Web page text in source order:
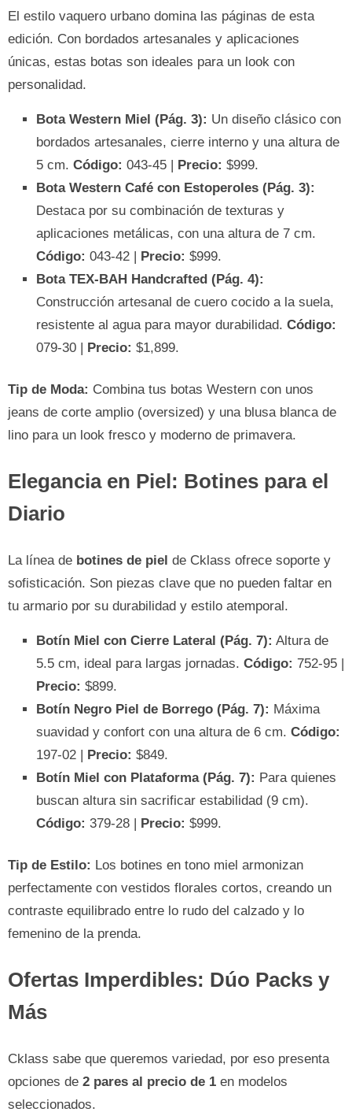
El estilo vaquero urbano domina las páginas de esta
edición. Con bordados artesanales y aplicaciones
únicas, estas botas son ideales para un look con
personalidad.
Bota Western Miel (Pág. 3): Un diseño clásico con
bordados artesanales, cierre interno y una altura de
5 cm. Código: 043-45 | Precio: $999.
Bota Western Café con Estoperoles (Pág. 3):
Destaca por su combinación de texturas y
aplicaciones metálicas, con una altura de 7 cm.
Código: 043-42 | Precio: $999.
Bota TEX-BAH Handcrafted (Pág. 4):
Construcción artesanal de cuero cocido a la suela,
resistente al agua para mayor durabilidad. Código:
079-30 | Precio: $1,899.
Tip de Moda: Combina tus botas Western con unos
jeans de corte amplio (oversized) y una blusa blanca de
lino para un look fresco y moderno de primavera.
Elegancia en Piel: Botines para el
Diario
La línea de botines de piel de Cklass ofrece soporte y
sofisticación. Son piezas clave que no pueden faltar en
tu armario por su durabilidad y estilo atemporal.
Botín Miel con Cierre Lateral (Pág. 7): Altura de
5.5 cm, ideal para largas jornadas. Código: 752-95 |
Precio: $899.
Botín Negro Piel de Borrego (Pág. 7): Máxima
suavidad y confort con una altura de 6 cm. Código:
197-02 | Precio: $849.
Botín Miel con Plataforma (Pág. 7): Para quienes
buscan altura sin sacrificar estabilidad (9 cm).
Código: 379-28 | Precio: $999.
Tip de Estilo: Los botines en tono miel armonizan
perfectamente con vestidos florales cortos, creando un
contraste equilibrado entre lo rudo del calzado y lo
femenino de la prenda.
Ofertas Imperdibles: Dúo Packs y
Más
Cklass sabe que queremos variedad, por eso presenta
opciones de 2 pares al precio de 1 en modelos
seleccionados.